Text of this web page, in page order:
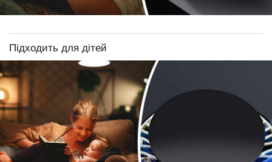
Підходить для дітей